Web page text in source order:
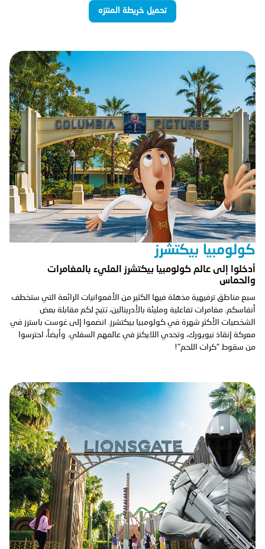
تحميل خريطة المنتزه
كولومبيا بيكتشرز
أدخلوا إلى عالم كولومبيا بيكتشرز المليء بالمغامرات
والحماس
سبع مناطق ترفيهية مذهلة فيها الكثير من الأفعوانيات الرائعة التي ستخطف
أنفاسكم. مغامرات تفاعلية ومليئة بالأدرينالين، تتيح لكم مقابلة بعض
الشخصيات الأكثر شهرة في كولومبيا بيكتشرز. انضموا إلى غوست باسترز في
معركة إنقاذ نيويورك، وتحدي اللايكنز في عالمهم السفلي. وأيضاً، احترسوا
من سقوط "كرات اللحم"!